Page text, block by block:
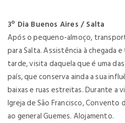
3º Dia Buenos Aires / Salta
Após o pequeno-almoço,
para Salta. Assistência à chegada
tarde, visita daquela que é uma
país, que conserva ainda a sua
baixas e ruas estreitas. Durante a
Igreja de São Francisco, Convento
ao general Guemes. Alojamento.